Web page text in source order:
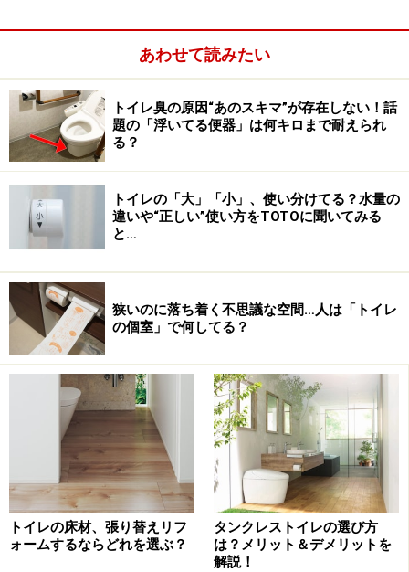
的に確認することが可能となっています。
■銀イオンを練り込んだ塗装により便座表面の菌を減少
便座は、抗菌効果の高い高濃度の銀イオンを練りこんだ
「Ag+パワー抗菌塗装」に施すことで、便座表面の菌が
減少。さらに、便座には暖まりやすく、さめやすい独自
のアルミ合金を採用、使用するときだけ便座を暖めるた
め、便座が他の方式に比べ菌が繁殖しやすい温度になっ
ている時間が短く、清潔な状態を保つとか。
その他、便座とシャワーを使う時だけ温める「W瞬間方
式」、「待機電力0（ゼロ）モード」などにより節電に
も配慮。便ふたが、自動で開閉する「便ふた自動開閉」
機能（WH60・50・40のみ）なども搭載されています。
便器や便座は、こまめなお手入れはもちろん大切です
が、清潔さを保つ工夫が施された商品であれば、日々の
掃除も楽になり、安心して使用できるのではないでしょ
うか。
あわせて読みたい
トイレ臭の原因“あのスキマ”が存在しない！話
題の「浮いてる便器」は何キロまで耐えられ
る？
トイレの「大」「小」、使い分けてる？水量の
違いや“正しい”使い方をTOTOに聞いてみる
と…
狭いのに落ち着く不思議な空間…人は「トイレ
の個室」で何してる？
トイレの床材、張り替えリフ
ォームするならどれを選ぶ？
タンクレストイレの選び方
は？メリット＆デメリットを
解説！